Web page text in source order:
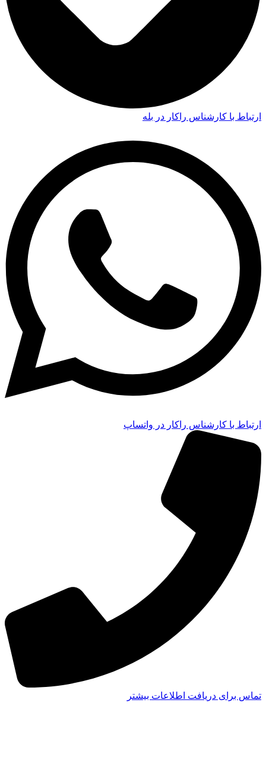
ارتباط با کارشناس راکار در بله
ارتباط با کارشناس راکار در واتساپ
تماس برای دریافت اطلاعات بیشتر